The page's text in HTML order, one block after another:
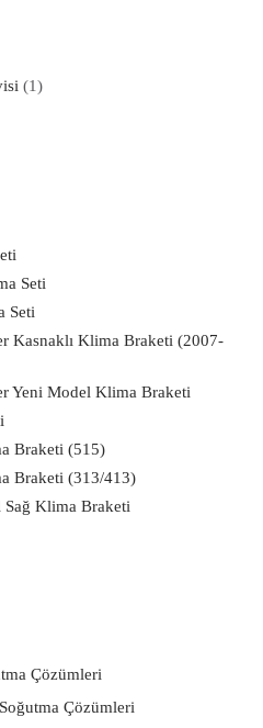
(1)
Seti
Seti
Kasnaklı Klima Braketi (2007-
Yeni Model Klima Braketi
Braketi (515)
Braketi (313/413)
Sağ Klima Braketi
Çözümleri
Çözümleri